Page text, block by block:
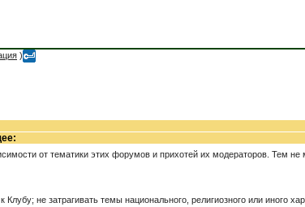
)
от тематики этих форумов и прихотей их модераторов. Тем
не затрагивать темы национального, религиозного или иного